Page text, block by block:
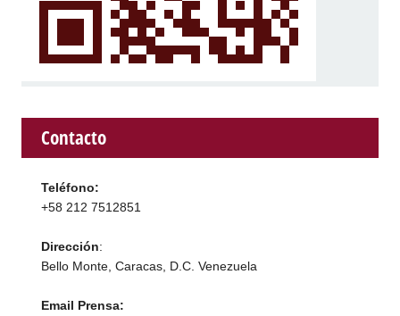
Contacto
Teléfono:
+58 212 7512851
Dirección:
Bello Monte, Caracas, D.C. Venezuela
Email Prensa: